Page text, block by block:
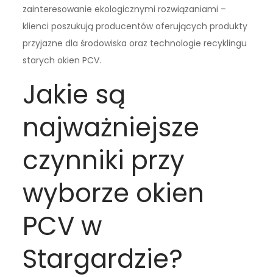
zainteresowanie ekologicznymi rozwiązaniami –
klienci poszukują producentów oferujących produkty
przyjazne dla środowiska oraz technologie recyklingu
starych okien PCV.
Jakie są
najważniejsze
czynniki przy
wyborze okien
PCV w
Stargardzie?